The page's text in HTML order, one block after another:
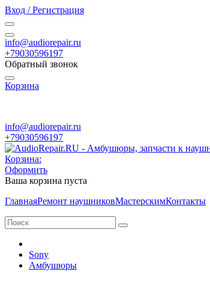
Вход / Регистрация
info@audiorepair.ru
+79030596197
Обратный звонок
Корзина
info@audiorepair.ru
+79030596197
Корзина:
Оформить
Ваша корзина пуста
ГлавнаяРемонт наушниковМастерскимКонтакты
Sony
Амбушюры